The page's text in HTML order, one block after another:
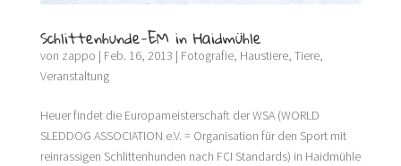
Schlittenhunde-EM in Haidmühle
von zappo | Feb. 16, 2013 | Fotografie, Haustiere, Tiere,
Veranstaltung
Heuer findet die Europameisterschaft der WSA (WORLD
SLEDDOG ASSOCIATION e.V. = Organisation für den Sport mit
reinrassigen Schlittenhunden nach FCI Standards) in Haidmühle